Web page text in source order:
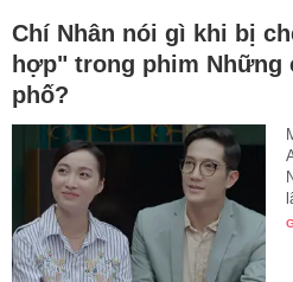
Chí Nhân nói gì khi bị
hợp" trong phim Những
phố?